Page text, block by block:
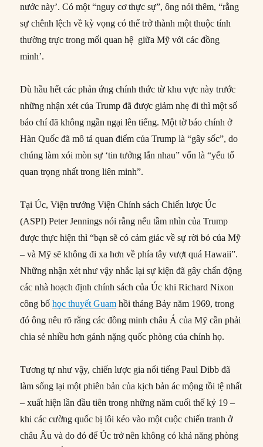
nước này’. Có một “nguy cơ thực sự”, ông nói thêm, “rằng
sự chênh lệch về kỳ vọng có thể trở thành một thuộc tính
thường trực trong mối quan hệ giữa Mỹ với các đồng
minh’.
Dù hầu hết các phản ứng chính thức từ khu vực này trước
những nhận xét của Trump đã được giảm nhẹ đi thì một số
báo chí đã không ngần ngại lên tiếng. Một tờ báo chính ở
Hàn Quốc đã mô tả quan điểm của Trump là “gây sốc”, do
chúng làm xói mòn sự ‘tin tưởng lẫn nhau” vốn là “yếu tố
quan trọng nhất trong liên minh”.
Tại Úc, Viện trưởng Viện Chính sách Chiến lược Úc
(ASPI) Peter Jennings nói rằng nếu tầm nhìn của Trump
được thực hiện thì “bạn sẽ có cảm giác về sự rời bỏ của Mỹ
– và Mỹ sẽ không đi xa hơn về phía tây vượt quá Hawaii”.
Những nhận xét như vậy nhắc lại sự kiện đã gây chấn động
các nhà hoạch định chính sách của Úc khi Richard Nixon
công bốhọc thuyết Guam hồi tháng Bảy năm 1969, trong
đó ông nêu rõ rằng các đồng minh châu Á của Mỹ cần phải
chia sẻ nhiều hơn gánh nặng quốc phòng của chính họ.
Tương tự như vậy, chiến lược gia nổi tiếng Paul Dibb đã
làm sống lại một phiên bản của kịch bản ác mộng tồi tệ nhất
– xuất hiện lần đầu tiên trong những năm cuối thế kỷ 19 –
khi các cường quốc bị lôi kéo vào một cuộc chiến tranh ở
châu Âu và do đó để Úc trở nên không có khả năng phòng